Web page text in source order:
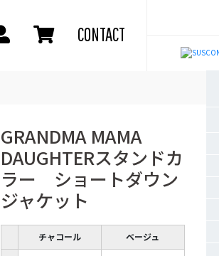
CONTACT
GRANDMA MAMA
DAUGHTERスタンドカ
ラー ショートダウン
ジャケット
チャコール ベージュ